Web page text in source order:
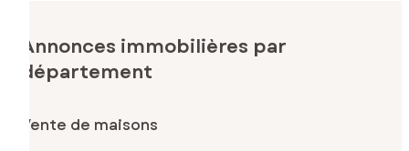
Annonces immobilières par
département
Vente de maisons